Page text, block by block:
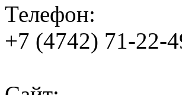
Телефон:
+7 (4742) 71-22-